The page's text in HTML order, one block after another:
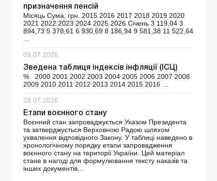
призначення пенсій
Місяць Сума, грн. 2015 2016 2017 2018 2019 2020
2021 2022 2023 2024 2025 2026 Січень 3 119,04 3
894,73 5 378,61 6 930,69 8 186,94 9 581,38 11 522,64
...
09.07.2026
Зведена таблиця індексів інфляції (ІСЦ)
% 2000 2001 2002 2003 2004 2005 2006 2007 2008
2009 2010 2011 2012 2013 2014 2015 2016 ...
28.07.2026
Етапи воєнного стану
Воєнний стан запроваджується Указом Президента
та затверджується Верховною Радою шляхом
ухвалення відповідного Закону. У таблиці наведено в
хронологічному порядку етапи запровадження
воєнного стану на території України. Цей матеріал
стане в нагоді для формулювання тексту наказів та
інших документів...